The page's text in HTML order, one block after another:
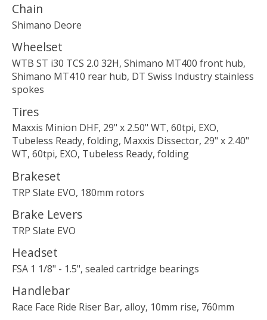
Chain
Shimano Deore
Wheelset
WTB ST i30 TCS 2.0 32H, Shimano MT400 front hub,
Shimano MT410 rear hub, DT Swiss Industry stainless
spokes
Tires
Maxxis Minion DHF, 29" x 2.50" WT, 60tpi, EXO,
Tubeless Ready, folding, Maxxis Dissector, 29" x 2.40"
WT, 60tpi, EXO, Tubeless Ready, folding
Brakeset
TRP Slate EVO, 180mm rotors
Brake Levers
TRP Slate EVO
Headset
FSA 1 1/8" - 1.5", sealed cartridge bearings
Handlebar
Race Face Ride Riser Bar, alloy, 10mm rise, 760mm